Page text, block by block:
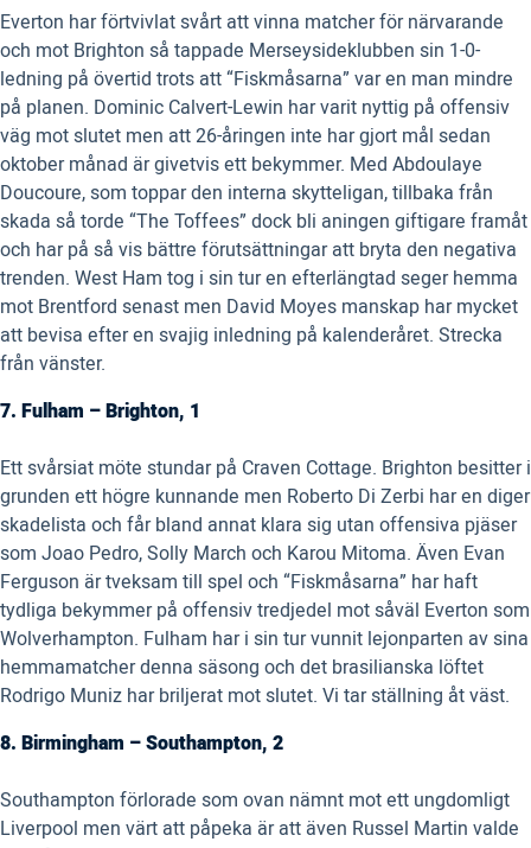
Everton har förtvivlat svårt att vinna matcher för närvarande
och mot Brighton så tappade Merseysideklubben sin 1-0-
ledning på övertid trots att “Fiskmåsarna” var en man mindre
på planen. Dominic Calvert-Lewin har varit nyttig på offensiv
väg mot slutet men att 26-åringen inte har gjort mål sedan
oktober månad är givetvis ett bekymmer. Med Abdoulaye
Doucoure, som toppar den interna skytteligan, tillbaka från
skada så torde “The Toffees” dock bli aningen giftigare framåt
och har på så vis bättre förutsättningar att bryta den negativa
trenden. West Ham tog i sin tur en efterlängtad seger hemma
mot Brentford senast men David Moyes manskap har mycket
att bevisa efter en svajig inledning på kalenderåret. Strecka
från vänster.
7. Fulham – Brighton, 1
Ett svårsiat möte stundar på Craven Cottage. Brighton besitter i
grunden ett högre kunnande men Roberto Di Zerbi har en diger
skadelista och får bland annat klara sig utan offensiva pjäser
som Joao Pedro, Solly March och Karou Mitoma. Även Evan
Ferguson är tveksam till spel och “Fiskmåsarna” har haft
tydliga bekymmer på offensiv tredjedel mot såväl Everton som
Wolverhampton. Fulham har i sin tur vunnit lejonparten av sina
hemmamatcher denna säsong och det brasilianska löftet
Rodrigo Muniz har briljerat mot slutet. Vi tar ställning åt väst.
8. Birmingham – Southampton, 2
Southampton förlorade som ovan nämnt mot ett ungdomligt
Liverpool men värt att påpeka är att även Russel Martin valde